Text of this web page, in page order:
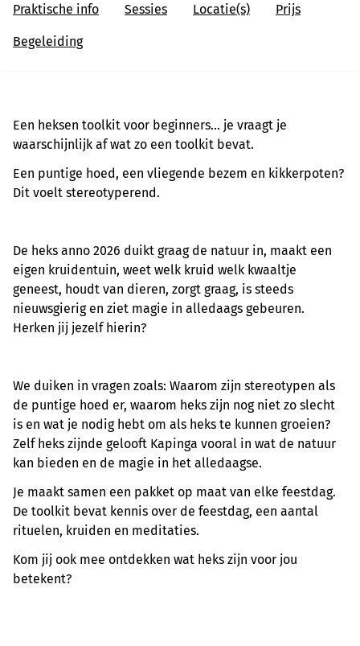
Praktische info Sessies Locatie(s) Prijs
Begeleiding
Een heksen toolkit voor beginners... je vraagt je
waarschijnlijk af wat zo een toolkit bevat.
Een puntige hoed, een vliegende bezem en kikkerpoten?
Dit voelt stereotyperend.
De heks anno 2026 duikt graag de natuur in, maakt een
eigen kruidentuin, weet welk kruid welk kwaaltje
geneest, houdt van dieren, zorgt graag, is steeds
nieuwsgierig en ziet magie in alledaags gebeuren.
Herken jij jezelf hierin?
We duiken in vragen zoals: Waarom zijn stereotypen als
de puntige hoed er, waarom heks zijn nog niet zo slecht
is en wat je nodig hebt om als heks te kunnen groeien?
Zelf heks zijnde gelooft Kapinga vooral in wat de natuur
kan bieden en de magie in het alledaagse.
Je maakt samen een pakket op maat van elke feestdag.
De toolkit bevat kennis over de feestdag, een aantal
rituelen, kruiden en meditaties.
Kom jij ook mee ontdekken wat heks zijn voor jou
betekent?